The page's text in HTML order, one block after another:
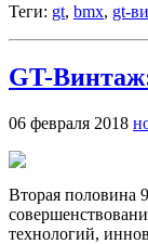
Теги: gt, bmx, gt-
GT-
06 февраля 2018
Вторая половина
технологий,